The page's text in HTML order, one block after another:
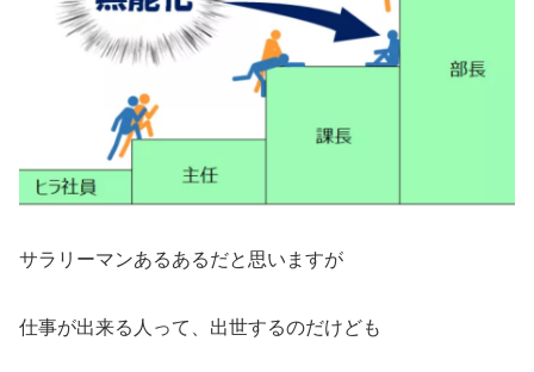
サラリーマンあるあるだと思いますが
仕事が出来る人って、出世するのだけども